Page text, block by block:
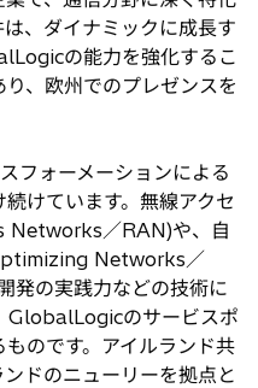
、ダイナミックに成長す
の能力を強化するこ
、欧州でのプレゼンスを
フォーメーションによる
けています。無線アクセ
Networks／RAN)や、自
Networks／
発の実践力などの技術に
GlobalLogicのサービスポ
のです。アイルランド共
ドのニューリーを拠点と